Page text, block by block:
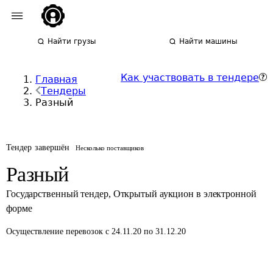
Найти грузы Найти машины
Главная
Тендеры
Разный
Как участвовать в тендере
Тендер завершён Несколько поставщиков
Разный
Государственный тендер, Открытый аукцион в электронной
форме
Осуществление перевозок с 24.11.20 по 31.12.20